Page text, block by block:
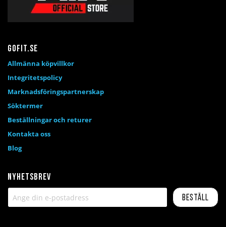
Nyhetsbrev
Beställ
Gofit.se
Allmänna köpvillkor
Integritetspolicy
Marknadsföringspartnerskap
Söktermer
Beställningar och returer
Kontakta oss
Blog